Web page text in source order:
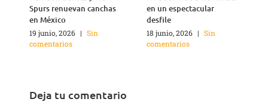
Spurs renuevan canchas
en México
19 junio, 2026 | Sin
comentarios
en un espectacular
desfile
18 junio, 2026 | Sin
comentarios
Deja tu comentario